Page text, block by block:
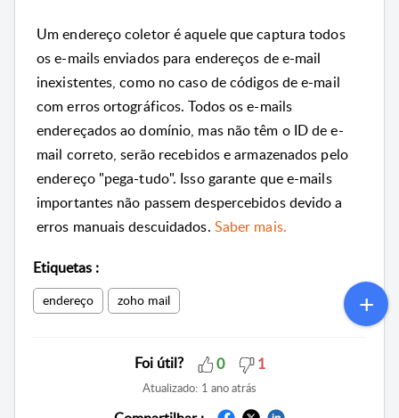
Um endereço coletor é aquele que captura todos
os e-mails enviados para endereços de e-mail
inexistentes, como no caso de códigos de e-mail
com erros ortográficos.Todos os e-mails
endereçados ao domínio, mas não têm o ID de e-
mail correto, serão recebidos e armazenados pelo
endereço "pega-tudo". Isso garante que e-mails
importantes não passem despercebidos devido a
erros manuais descuidados. Saber mais.
Etiquetas :
endereço zoho mail
Foi útil? 0 1
Atualizado: 1 ano atrás